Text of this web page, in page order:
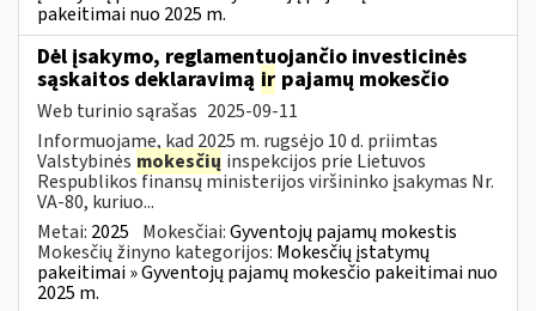
pakeitimai nuo 2025 m.
Dėl įsakymo, reglamentuojančio investicinės
sąskaitos deklaravimą ir pajamų mokesčio
Web turinio sąrašas 2025-09-11
Informuojame, kad 2025 m. rugsėjo 10 d. priimtas
Valstybinės mokesčių inspekcijos prie Lietuvos
Respublikos finansų ministerijos viršininko įsakymas Nr.
VA-80, kuriuo...
Metai: 2025 Mokesčiai:Gyventojų pajamų mokestis
Mokesčių žinyno kategorijos: Mokesčių įstatymų
pakeitimai » Gyventojų pajamų mokesčio pakeitimai nuo
2025 m.